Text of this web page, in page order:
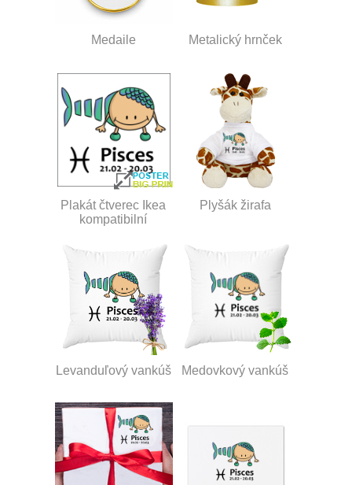
Medaile Metalický hrnček
Plakát čtverec Ikea
kompatibilní
Plyšák žirafa
Levanduľový vankúš Medovkový vankúš